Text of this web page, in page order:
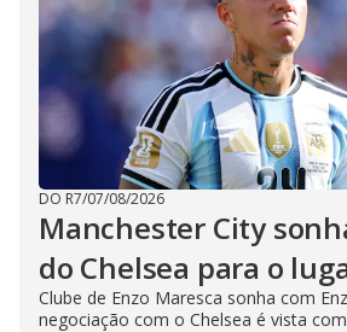
DO R7/07/08/2026
Manchester City
do Chelsea para o
Clube de Enzo Maresca sonha com
negociação com o Chelsea é vista